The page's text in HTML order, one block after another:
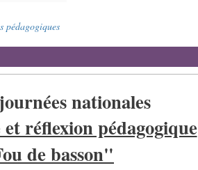
pédagogiques
nationales
réflexion pédagogique
de basson"